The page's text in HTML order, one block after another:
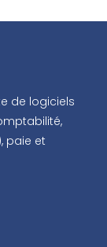
de logiciels
paie et